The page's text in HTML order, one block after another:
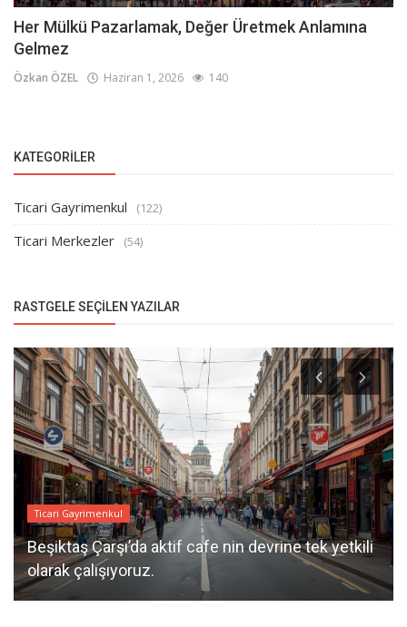
Her Mülkü Pazarlamak, Değer Üretmek Anlamına
Gelmez
Özkan ÖZEL Haziran 1, 2026 140
KATEGORILER
Ticari Gayrimenkul (122)
Ticari Merkezler (54)
RASTGELE SEÇILEN YAZILAR
Ticari Gayrimenkul
Beşiktaş Çarşı’da aktif cafe nin devrine tek yetkili
olarak çalışıyoruz.